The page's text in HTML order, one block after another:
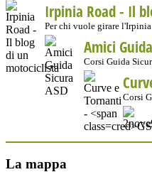
Irpinia Road - Il
Per chi vuole girare l'Irpinia
Amici
Corsi Guida
Corsi
La mappa